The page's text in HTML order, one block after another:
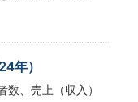
年）
、売上（収入）